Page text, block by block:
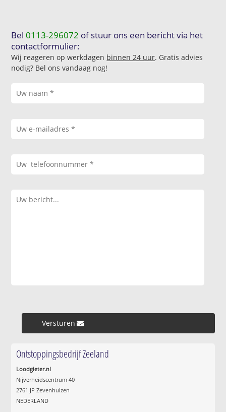
Bel0113-296072 of stuur ons een bericht via het
contactformulier:
Wij reageren op werkdagen binnen 24 uur. Gratis advies
nodig? Bel ons vandaag nog!
Versturen »
Ontstoppingsbedrijf Zeeland
Loodgieter.nl
Nijverheidscentrum 40
2761 JP Zevenhuizen
NEDERLAND